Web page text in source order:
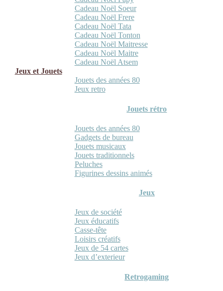
Cadeau Noël Soeur
Cadeau Noël Frere
Cadeau Noël Tata
Cadeau Noël Tonton
Cadeau Noël Maitresse
Cadeau Noël Maitre
Cadeau Noël Atsem
Jeux et Jouets
Jouets des années 80
Jeux retro
Jouets rétro
Jouets des années 80
Gadgets de bureau
Jouets musicaux
Jouets traditionnels
Peluches
Figurines dessins animés
Jeux
Jeux de société
Jeux éducatifs
Casse-tête
Loisirs créatifs
Jeux de 54 cartes
Jeux d’exterieur
Retrogaming